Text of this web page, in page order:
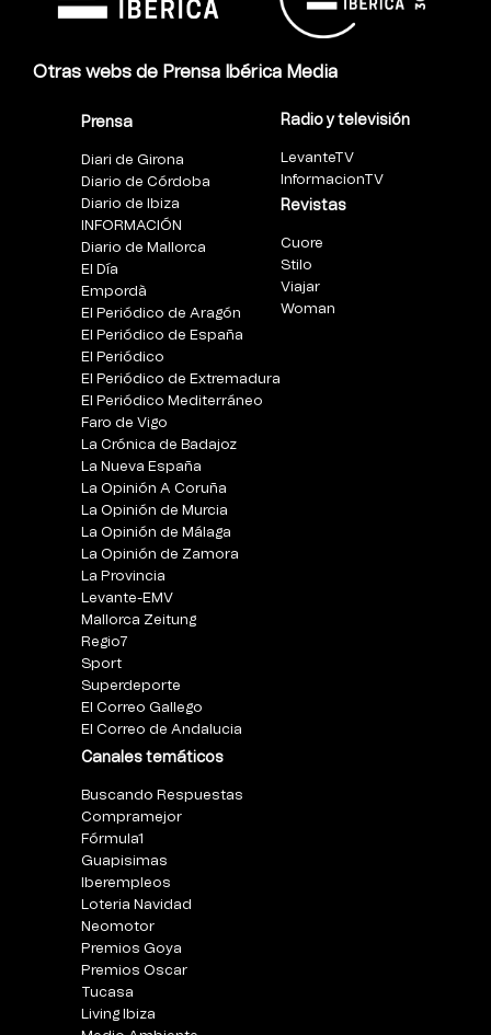
Otras webs de Prensa Ibérica Media
Prensa
Diari de Girona
Diario de Córdoba
Diario de Ibiza
INFORMACIÓN
Diario de Mallorca
El Día
Empordà
El Periódico de Aragón
El Periódico de España
El Periódico
El Periódico de Extremadura
El Periódico Mediterráneo
Faro de Vigo
La Crónica de Badajoz
La Nueva España
La Opinión A Coruña
La Opinión de Murcia
La Opinión de Málaga
La Opinión de Zamora
La Provincia
Levante-EMV
Mallorca Zeitung
Regio7
Sport
Superdeporte
El Correo Gallego
El Correo de Andalucia
Canales temáticos
Buscando Respuestas
Compramejor
Fórmula1
Guapisimas
Iberempleos
Loteria Navidad
Neomotor
Premios Goya
Premios Oscar
Tucasa
Living Ibiza
Radio y televisión
LevanteTV
InformacionTV
Revistas
Cuore
Stilo
Viajar
Woman